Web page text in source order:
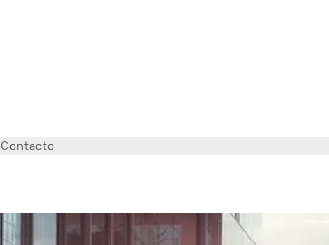
Contacto